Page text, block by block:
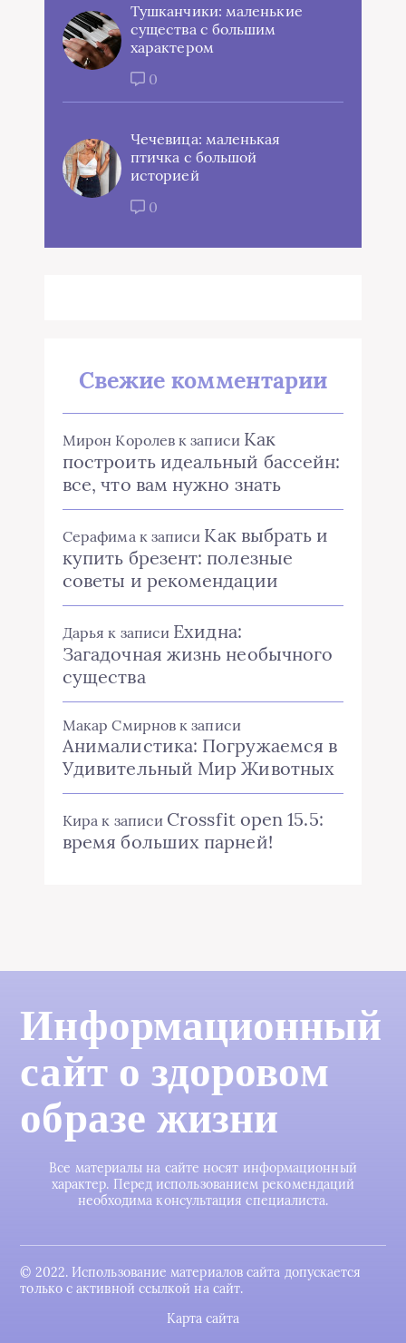
Тушканчики: маленькие
существа с большим
характером
0
Чечевица: маленькая
птичка с большой
историей
0
Свежие комментарии
Мирон Королев к записи Как
построить идеальный бассейн:
все, что вам нужно знать
Серафима к записи Как выбрать и
купить брезент: полезные
советы и рекомендации
Дарья к записи Ехидна:
Загадочная жизнь необычного
существа
Макар Смирнов к записи
Анималистика: Погружаемся в
Удивительный Мир Животных
Кира к записи Crossfit open 15.5:
время больших парней!
Информационный
сайт о здоровом
образе жизни
Все материалы на сайте носят информационный
характер. Перед использованием рекомендаций
необходима консультация специалиста.
© 2022. Использование материалов сайта допускается
только с активной ссылкой на сайт.
Карта сайта